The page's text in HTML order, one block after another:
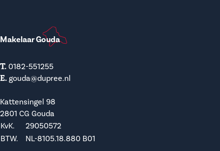
Makelaar Gouda
T. 0182-551255
E. gouda@dupree.nl
Kattensingel 98
2801 CG Gouda
KvK.
29050572
BTW.
NL-8105.18.880 B01